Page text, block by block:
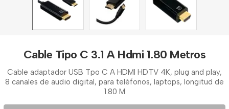
Cable Tipo C 3.1 A Hdmi 1.80 Metros
Cable adaptador USB Tpo C A HDMI HDTV 4K, plug and play,
8 canales de audio digital, para teléfonos, laptops, longitud de
1.80 M